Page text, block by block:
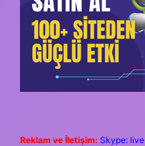
Reklam ve İletişim: Skype: